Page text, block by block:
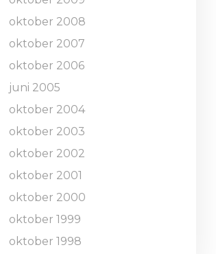
oktober 2008
oktober 2007
oktober 2006
juni 2005
oktober 2004
oktober 2003
oktober 2002
oktober 2001
oktober 2000
oktober 1999
oktober 1998